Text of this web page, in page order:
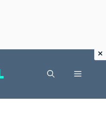
Menu